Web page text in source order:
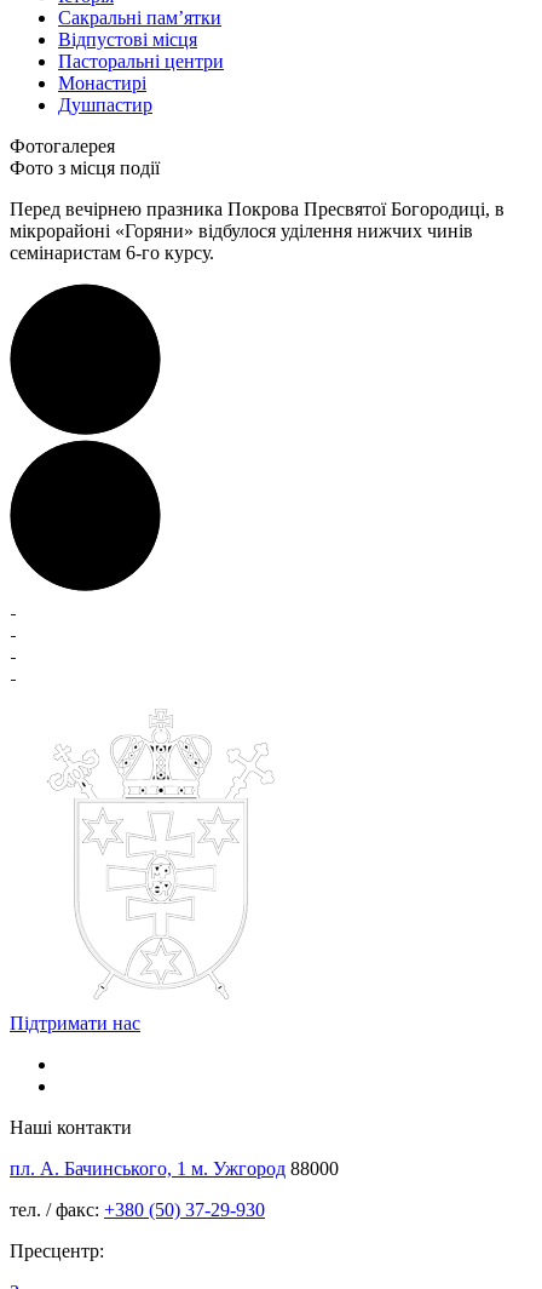
Сакральні пам’ятки
Відпустові місця
Пасторальні центри
Монастирі
Душпастир
Фотогалерея
Фото з місця події
Перед вечірнею празника Покрова Пресвятої Богородиці, в
мікрорайоні «Горяни» відбулося уділення нижчих чинів
семінаристам 6-го курсу.
Підтримати нас
Наші контакти
пл. А. Бачинського, 1 м. Ужгород 88000
тел. / факс: +380 (50) 37-29-930
Пресцентр: